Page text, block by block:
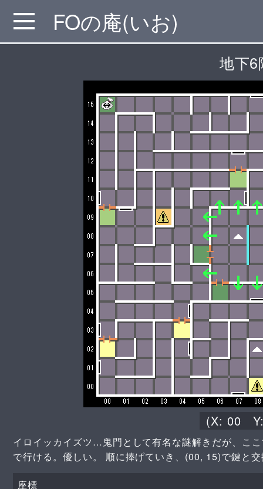
MENU FOの庵(いお)
地下6
(X: 00
イロイッカイズツ…鬼門として有名な謎解きだが、こ
で行ける。優しい。 順に捧げていき、(00, 15)で鍵と
座標